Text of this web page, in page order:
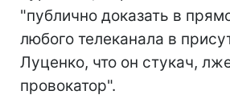
"публично доказать в
любого телеканала в
Луценко, что он стукач,
провокатор".